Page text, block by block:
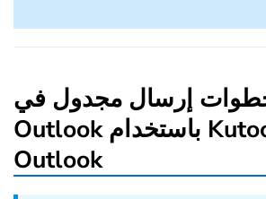
إرسال مجدول في
Outlook باستخدام Kutools لـ
Outlook